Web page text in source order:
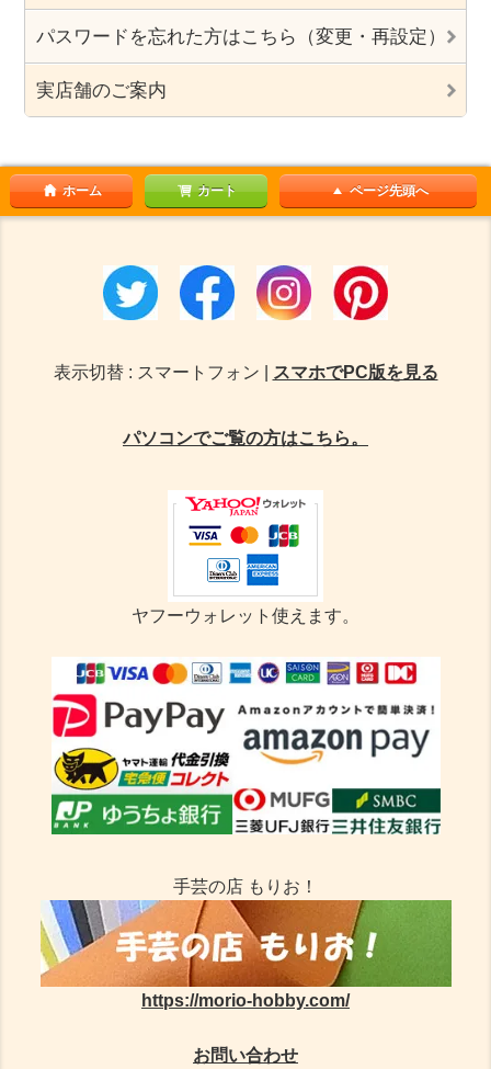
パスワードを忘れた方はこちら（変更・再設定）
実店舗のご案内
ホーム カート ページ先頭へ
表示切替 : スマートフォン | スマホでPC版を見る
パソコンでご覧の方はこちら。
ヤフーウォレット使えます。
手芸の店 もりお！
https://morio-hobby.com/
お問い合わせ